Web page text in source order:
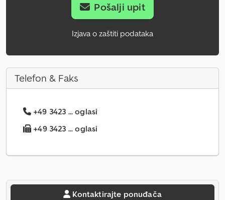
Pošalji upit
Izjava o zaštiti podataka
Telefon & Faks
+49 3423 ... oglasi
+49 3423 ... oglasi
Kontaktirajte ponuđača